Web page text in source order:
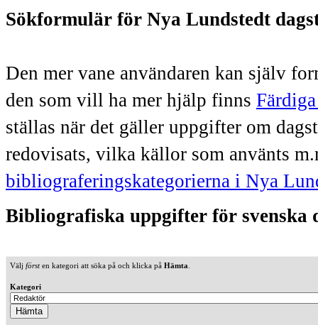
Sökformulär för Nya Lundstedt
Den mer vane användaren kan själv
den som vill ha mer hjälp finns
ställas när det gäller uppgifter om
redovisats, vilka källor som använts
bibliograferingskategorierna i Nya
Bibliografiska uppgifter för svenska
Välj försten kategori att söka på och klicka på Hämta
Kategori